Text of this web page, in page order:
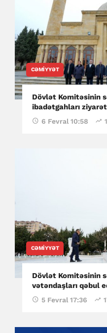
CƏMIYYƏT
Dövlət Komitəsinin
ibadətgahları
6 Fevral 10:58
CƏMIYYƏT
Dövlət Komitəsinin
vətəndaşları qəbul
5 Fevral 17:36